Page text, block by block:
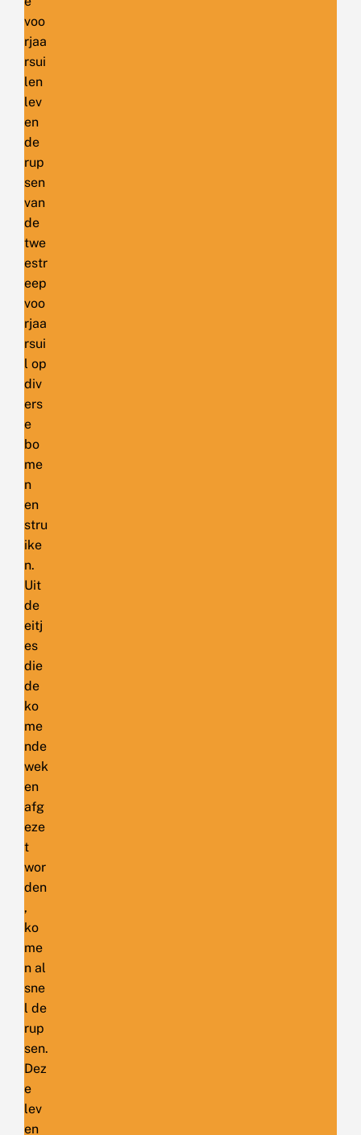
voo
rjaa
rsui
len
lev
en
de
rup
sen
van
de
twe
estr
eep
voo
rjaa
rsui
l op
div
ers
e
bo
me
n
en
stru
ike
n.
Uit
de
eitj
es
die
de
ko
me
nde
wek
en
afg
eze
t
wor
den
,
ko
me
n al
sne
l de
rup
sen.
Dez
e
lev
en